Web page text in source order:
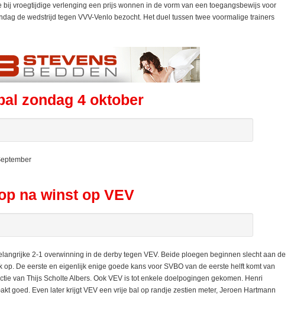
bij vroegtijdige verlenging een prijs wonnen in de vorm van een toegangsbewijs voor
de wedstrijd tegen VVV-Venlo bezocht. Het duel tussen twee voormalige trainers
zondag 4 oktober
na winst op VEV
2-1 overwinning in de derby tegen VEV. Beide ploegen beginnen slecht aan de
De eerste en eigenlijk enige goede kans voor SVBO van de eerste helft komt van
van Thijs Scholte Albers. Ook VEV is tot enkele doelpogingen gekomen. Henri
goed. Even later krijgt VEV een vrije bal op randje zestien meter, Jeroen Hartmann